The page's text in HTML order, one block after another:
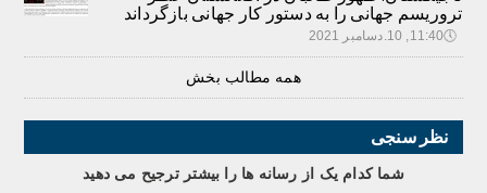
تروریسم جهانی را به دستور کار جهانی بازگرداند
🕔11:40, 10.دسامبر 2021
همه مطالب بخش
نظر سنجی
شما کدام يک از رسانه ها را بيشتر ترجيح می دهيد